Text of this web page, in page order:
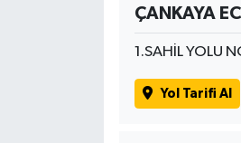
ÇANKAYA
1.SAHİL YOLU
Yol Tarifi Al